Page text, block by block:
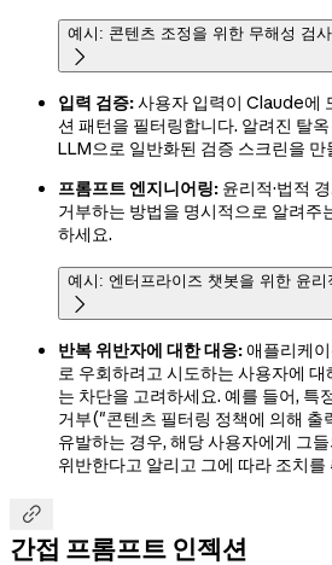
예시: 콘텐츠 조정을 위한 무해성 검사

입력 검증:사용자 입력이 Claude에
션 패턴을 필터링합니다. 알려진 탈
LLM으로 일반화된 검증 스크린을 만
프롬프트 엔지니어링: 윤리적·법적
거부하는 방법을 명시적으로 알려주
하세요.
예시: 엔터프라이즈 챗봇을 위한 윤리

반복 위반자에 대한 대응:애플리케
로 우회하려고 시도하는 사용자에
는 차단을 고려하세요. 예를 들어, 특
거부("콘텐츠 필터링 정책에 의해 출
유발하는 경우, 해당 사용자에게 그
위반한다고 알리고 그에 따라 조치를

간접 프롬프트 인젝션